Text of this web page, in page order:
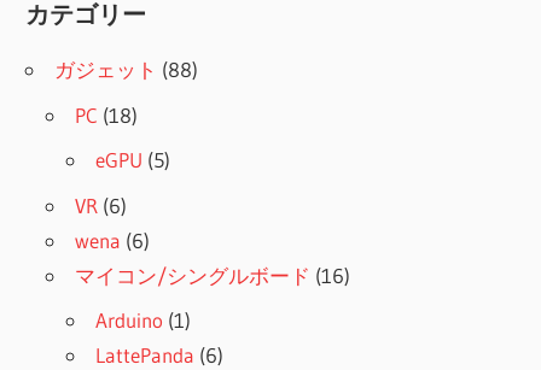
カテゴリー
ガジェット (88)
PC (18)
eGPU (5)
VR (6)
wena (6)
マイコン/シングルボード (16)
Arduino (1)
LattePanda (6)